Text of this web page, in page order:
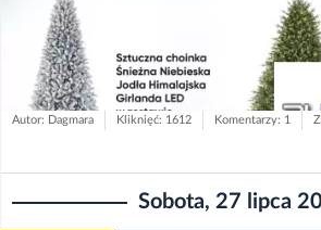
Autor: Dagmara Kliknięć: 1612 Komentarzy: 1
Sobota, 27 lipca